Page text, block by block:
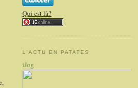
Qui est là?
L'ACTU EN PATATES
iJog